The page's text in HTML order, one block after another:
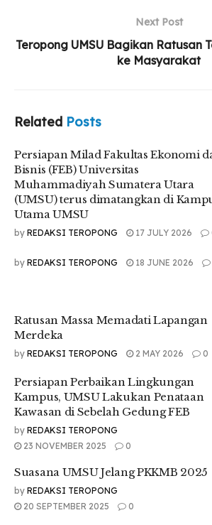
Next Post
Teropong UMSU Bagikan Ratusan
ke Masyarakat
Related Posts
Persiapan Milad Fakultas Ekonomi
Bisnis (FEB) Universitas
Muhammadiyah Sumatera Utara
(UMSU) terus dimatangkan di
Utama UMSU
by REDAKSI TEROPONG 17 JULY 2026
by REDAKSI TEROPONG 18 JUNE 2026
Ratusan Massa Memadati Lapangan
Merdeka
by REDAKSI TEROPONG 2 MAY 2026 0
Persiapan Perbaikan Lingkungan
Kampus, UMSU Lakukan Penataan
Kawasan di Sebelah Gedung FEB
by REDAKSI TEROPONG
23 NOVEMBER 2025
0
Suasana UMSU Jelang PKKMB 2025
by REDAKSI TEROPONG
20 SEPTEMBER 2025
0